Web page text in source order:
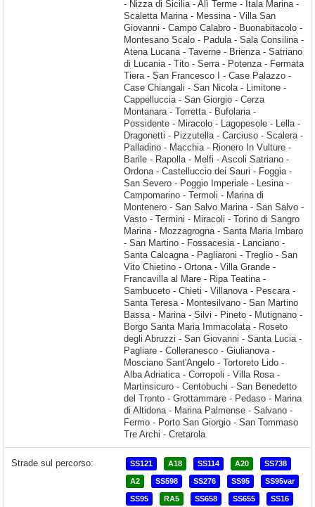
Strade sul percorso: SS121 A18 SS114 A20 SS738
A2 SS598 SS276 SS95 SS95var
SS95 RA5 SS658 SS655 SS16